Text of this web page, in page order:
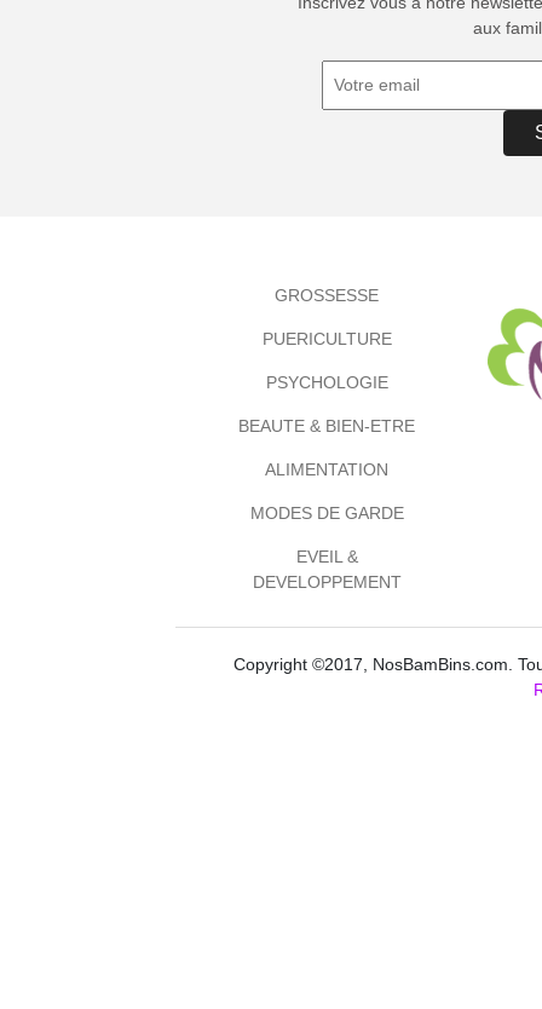
aux
GROSSESSE
PUERICULTURE
PSYCHOLOGIE
BEAUTE & BIEN-ETRE
ALIMENTATION
MODES DE GARDE
EVEIL &
DEVELOPPEMENT
Copyright ©2017, NosBamBins.com.